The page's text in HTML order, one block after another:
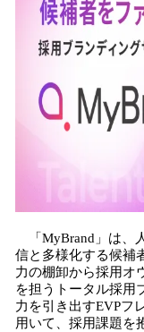
「MyBrand」は、
信と多様化する候補
力の棚卸から採用オ
を担うトータル採用
力を引き出すEVPフ
用いて、採用課題を